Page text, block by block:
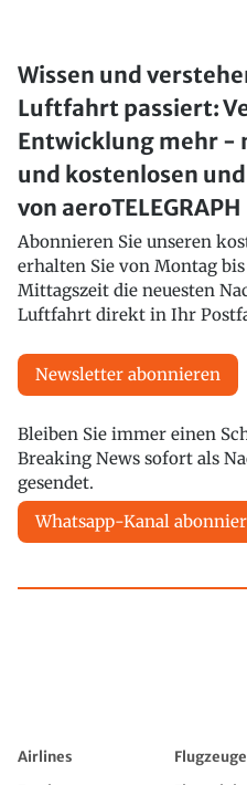
Wissen und
Luftfahrt passiert:
Entwicklung mehr -
und kostenlosen
von aeroTELEGRAPH
Abonnieren Sie unseren
erhalten Sie von Montag
Mittagszeit die neuesten
Luftfahrt direkt in Ihr
Newsletter abonnieren
Bleiben Sie immer einen
Breaking News sofort als
gesendet.
Whatsapp-Kanal
Airlines Flugzeuge